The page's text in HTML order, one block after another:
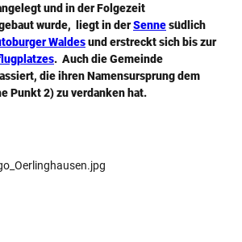
und in der Folgezeit
wurde, liegt in derSennesüdlich
Waldesund erstreckt sich bis zur
. Auch die Gemeinde
die ihren Namensursprung dem
Punkt 2) zu verdanken hat.